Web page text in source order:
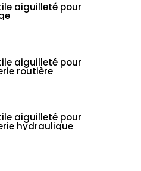
aiguilleté pour
aiguilleté pour
routière
aiguilleté pour
hydraulique